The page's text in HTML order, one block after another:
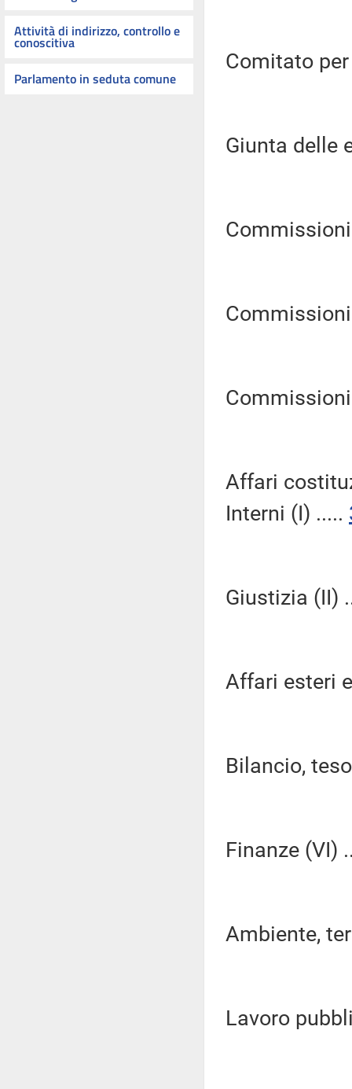
Attività di indirizzo, controllo e
conoscitiva
Parlamento in seduta comune
Comitato
Giunta delle
Affari
Interni (I) .....
Giustizia (II)
Affari esteri
Bilancio,
Finanze (VI)
Ambiente,
Lavoro